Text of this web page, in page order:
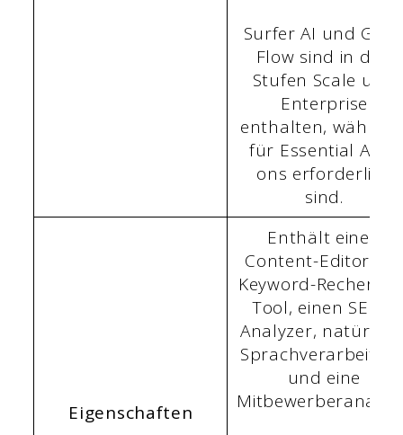
Surfer AI und
Flow sind in den
Stufen Scale und
Enterprise
enthalten,
für Essential Add-
ons erforderlich
sind.
Eigenschaften
Enthält einen
Content-Editor, ein
Keyword-
Tool, einen SERP-
Analyzer,
und eine